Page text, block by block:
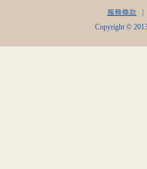
服務條款
Copyright ©